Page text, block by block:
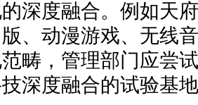
深度融合。例如天
、动漫游戏、无线
畴，管理部门应尝
深度融合的试验基